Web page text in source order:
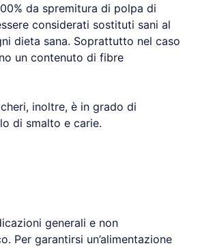
da spremitura di polpa di
considerati sostituti sani al
dieta sana. Soprattutto nel caso
un contenuto di fibre
inoltre, è in grado di
di smalto e carie.
generali e non
Per garantirsi un’alimentazione